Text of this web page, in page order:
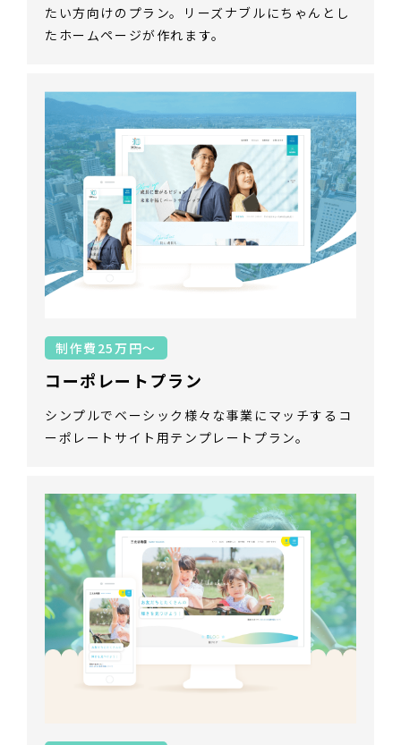
たい方向けのプラン。リーズナブルにちゃんとし
たホームページが作れます。
制作費25万円～
コーポレートプラン
シンプルでベーシック様々な事業にマッチするコ
ーポレートサイト用テンプレートプラン。